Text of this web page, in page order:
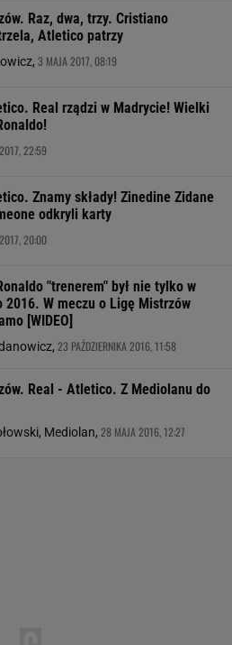
Raz, dwa, trzy. Cristiano
Atletico patrzy
3 MAJA 2017, 08:19
Real rządzi w Madrycie! Wielki
22:59
Znamy składy! Zinedine Zidane
odkryli karty
20:00
"trenerem" był nie tylko w
2016. W meczu o Ligę Mistrzów
[WIDEO]
23 PAŹDZIERNIKA 2016, 11:58
Real - Atletico. Z Mediolanu do
Mediolan, 28 MAJA 2016, 12:27